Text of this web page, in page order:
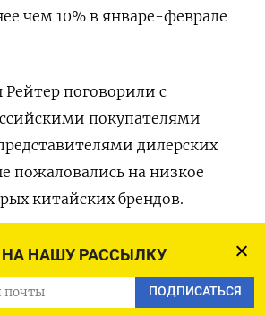
НАШУ РАССЫЛКУ
ПОДПИСАТЬСЯ
чем 10% в январе-феврале
поговорили с
покупателями
дилерских
пожаловались на низкое
китайских брендов.
рынка считают, что
нужно повышать свою
рынке, даже несмотря